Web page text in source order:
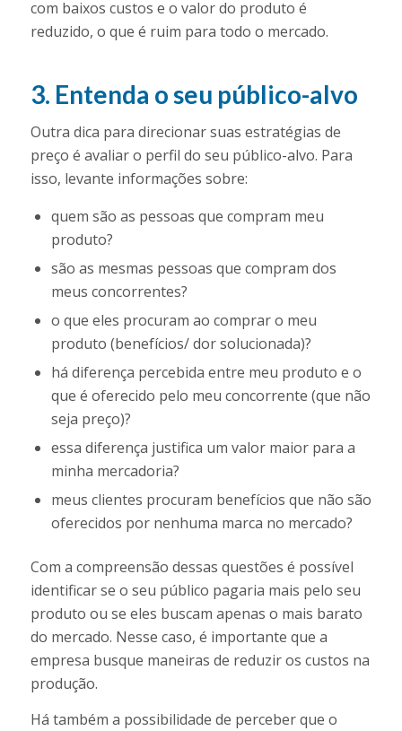
com baixos custos e o valor do produto é
reduzido, o que é ruim para todo o mercado.
3. Entenda o seu público-alvo
Outra dica para direcionar suas estratégias de
preço é avaliar o perfil do seu público-alvo. Para
isso, levante informações sobre:
quem são as pessoas que compram meu
produto?
são as mesmas pessoas que compram dos
meus concorrentes?
o que eles procuram ao comprar o meu
produto (benefícios/ dor solucionada)?
há diferença percebida entre meu produto e o
que é oferecido pelo meu concorrente (que não
seja preço)?
essa diferença justifica um valor maior para a
minha mercadoria?
meus clientes procuram benefícios que não são
oferecidos por nenhuma marca no mercado?
Com a compreensão dessas questões é possível
identificar se o seu público pagaria mais pelo seu
produto ou se eles buscam apenas o mais barato
do mercado. Nesse caso, é importante que a
empresa busque maneiras de reduzir os custos na
produção.
Há também a possibilidade de perceber que o